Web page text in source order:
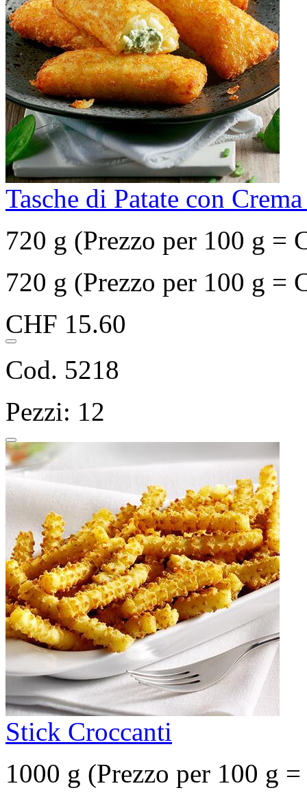
Tasche di Patate con
720 g (Prezzo per 100 g =
720 g (Prezzo per 100 g =
CHF 15.60
Cod. 5218
Pezzi: 12
Stick Croccanti
1000 g (Prezzo per 100 g